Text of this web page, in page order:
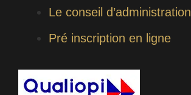
Le conseil d’administration
Pré inscription en ligne